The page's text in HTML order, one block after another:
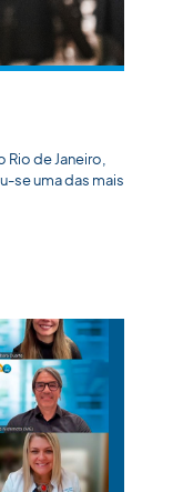
de Janeiro,
se uma das mais